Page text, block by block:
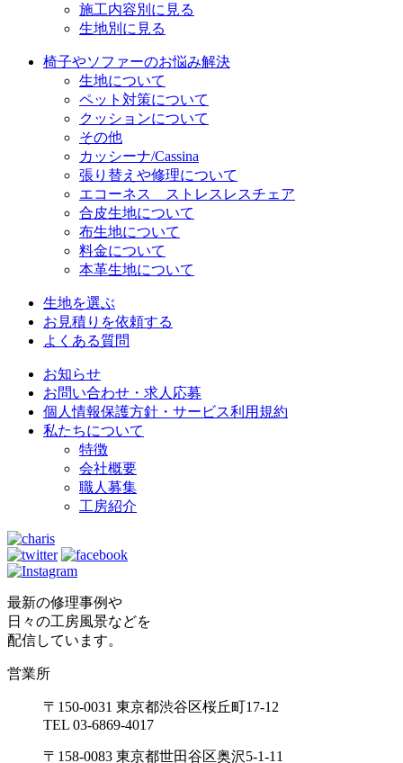
施工内容別に見る
生地別に見る
椅子やソファーのお悩み解決
生地について
ペット対策について
クッションについて
その他
カッシーナ/Cassina
張り替えや修理について
エコーネス ストレスレスチェア
合皮生地について
布生地について
料金について
本革生地について
生地を選ぶ
お見積りを依頼する
よくある質問
お知らせ
お問い合わせ・求人応募
個人情報保護方針・サービス利用規約
私たちについて
特徴
会社概要
職人募集
工房紹介
最新の修理事例や
日々の工房風景などを
配信しています。
営業所
〒150-0031 東京都渋谷区桜丘町17-12
TEL 03-6869-4017
〒158-0083 東京都世田谷区奥沢5-1-11